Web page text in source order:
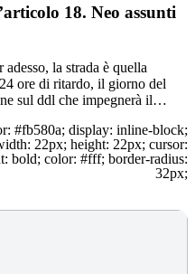
18. Neo assunti
la strada è quella
ore di ritardo, il giorno del
sul ddl che impegnerà il…
#fb580a; display: inline-block;
22px; height: 22px; cursor:
bold; color: #fff; border-radius:
32px;